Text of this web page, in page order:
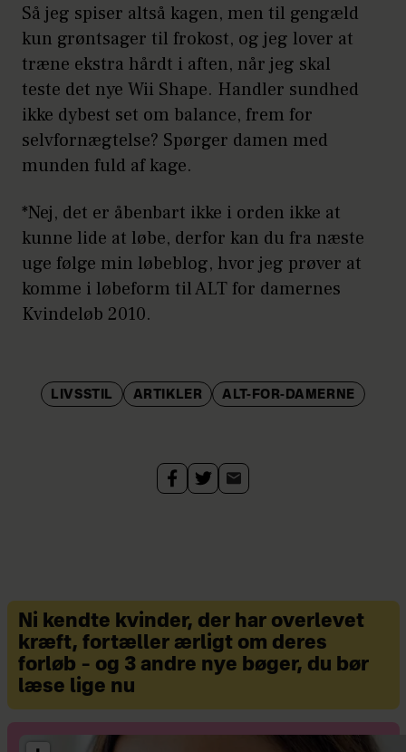
Så jeg spiser altså kagen, men til gengæld
kun grøntsager til frokost, og jeg lover at
træne ekstra hårdt i aften, når jeg skal
teste det nye Wii Shape. Handler sundhed
ikke dybest set om balance, frem for
selvfornægtelse? Spørger damen med
munden fuld af kage.
*Nej, det er åbenbart ikke i orden ikke at
kunne lide at løbe, derfor kan du fra næste
uge følge min løbeblog, hvor jeg prøver at
komme i løbeform til ALT for damernes
Kvindeløb 2010.
LIVSSTIL ARTIKLER ALT-FOR-DAMERNE
Ni kendte kvinder, der har overlevet
kræft, fortæller ærligt om deres
forløb – og 3 andre nye bøger, du bør
læse lige nu